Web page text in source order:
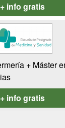
+ info gratis
+ Máster
+ info gratis